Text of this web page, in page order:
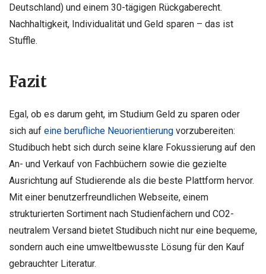
Deutschland) und einem 30-tägigen Rückgaberecht.
Nachhaltigkeit, Individualität und Geld sparen – das ist
Stuffle.
Fazit
Egal, ob es darum geht, im Studium Geld zu sparen oder
sich auf eine berufliche Neuorientierung vorzubereiten:
Studibuch hebt sich durch seine klare Fokussierung auf den
An- und Verkauf von Fachbüchern sowie die gezielte
Ausrichtung auf Studierende als die beste Plattform hervor.
Mit einer benutzerfreundlichen Webseite, einem
strukturierten Sortiment nach Studienfächern und CO2-
neutralem Versand bietet Studibuch nicht nur eine bequeme,
sondern auch eine umweltbewusste Lösung für den Kauf
gebrauchter Literatur.